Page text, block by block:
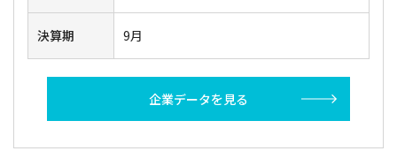
決算期 9月
企業データを見る